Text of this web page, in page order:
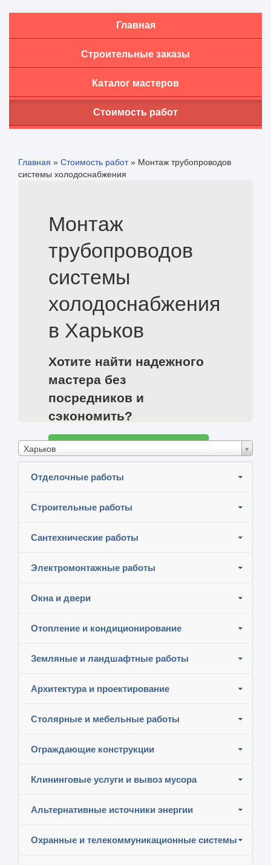
Главная
Строительные заказы
Каталог мастеров
Стоимость работ
Главная » Стоимость работ» Монтаж трубопроводов
системы холодоснабжения
Монтаж
трубопроводов
системы
холодоснабжения
в Харьков
Хотите найти надежного
мастера без
посредников и
сэкономить?
Харьков
Отделочные работы
Строительные работы
Сантехнические работы
Электромонтажные работы
Окна и двери
Отопление и кондиционирование
Земляные и ландшафтные работы
Архитектура и проектирование
Столярные и мебельные работы
Ограждающие конструкции
Клининговые услуги и вывоз мусора
Альтернативные источники энергии
Охранные и телекоммуникационные системы